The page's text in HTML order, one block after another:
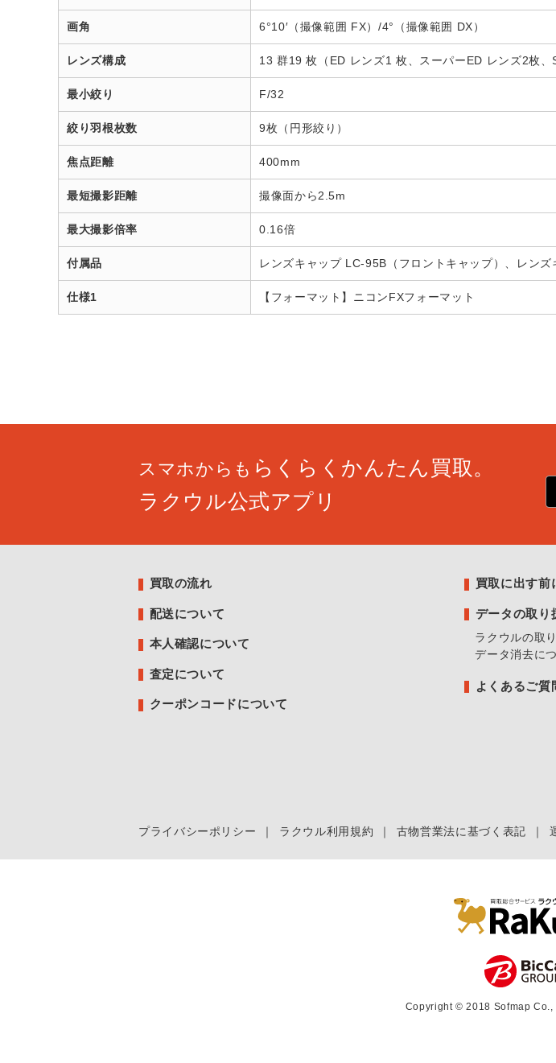
画角 6°10′（撮像範囲 FX）/4°（撮像範囲 DX）
レンズ構成 13 群19 枚（ED レンズ1 枚、スーパーED レンズ2枚
最小絞り F/32
絞り羽根枚数 9枚（円形絞り）
焦点距離 400mm
最短撮影距離 撮像面から2.5m
最大撮影倍率 0.16倍
付属品 レンズキャップ LC-95B（フロントキャップ）、レン
仕様1 【フォーマット】ニコンFXフォーマット
スマホからも らくらくかんたん買取。
ラクウル公式アプリ
買取の流れ
配送について
本人確認について
査定について
クーポンコードについて
買取に出す前
データの取り
ラクウルの取
データ消去に
よくあるご質
プライバシーポリシー ｜ ラクウル利用規約 ｜ 古物営業法に基づく表記 ｜
Copyright © 2018 Sofmap